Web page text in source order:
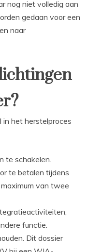
nog niet volledig aan
gedaan voor een
naar
het herstelproces
te schakelen.
te betalen tijdens
van twee
functie.
Dit dossier